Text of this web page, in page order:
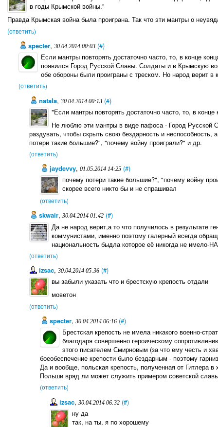
в годы Крымской войны."
Правда Крымская война была проиграна. Так что эти мантры о
(ответить)
specter, 30.04.2014 00:03 (#)
Если мантры повторять достаточно часто, то, в конце
появился Город Русской Славы. Солдаты и в Крымскую
обе обороны были проиграны с треском. Но народ верит
(ответить)
natala,30.04.2014 00:13 (#)
"Если мантры повторять достаточно часто, то, в
Не люблю эти мантры в виде пафоса - Город Русской
раздувать, чтобы скрыть свою бездарность и
потери такие большие?", "почему войну проиграли?" и др.
(ответить)
jaydevvy, 01.05.2014 14:25 (#)
почему потери такие большие?", "почему войну
скорее всего никто бы и не спрашивал
(ответить)
skwair,30.04.2014 01:42 (#)
Да не народ верит,а то что получилось в результате
коммунистами, именно поэтому галерный всегда
национальность быдла которое её никогда не
(ответить)
izsac,30.04.2014 05:36 (#)
вы забыли указать что и брестскую крепость отдали
моветон
(ответить)
specter, 30.04.2014 06:16 (#)
Брестская крепость не имела никакого военно-
благодаря совершенно героическому
этого писателем Смирновым (за что ему честь и
боеобеспечение крепости было бездарным - поэтому
Да и вообще, польская крепость, полученная от Гитлера в
Польши вряд ли может служить примером советской
(ответить)
izsac,30.04.2014 06:32 (#)
ну да
так, на ты, я по хорошему